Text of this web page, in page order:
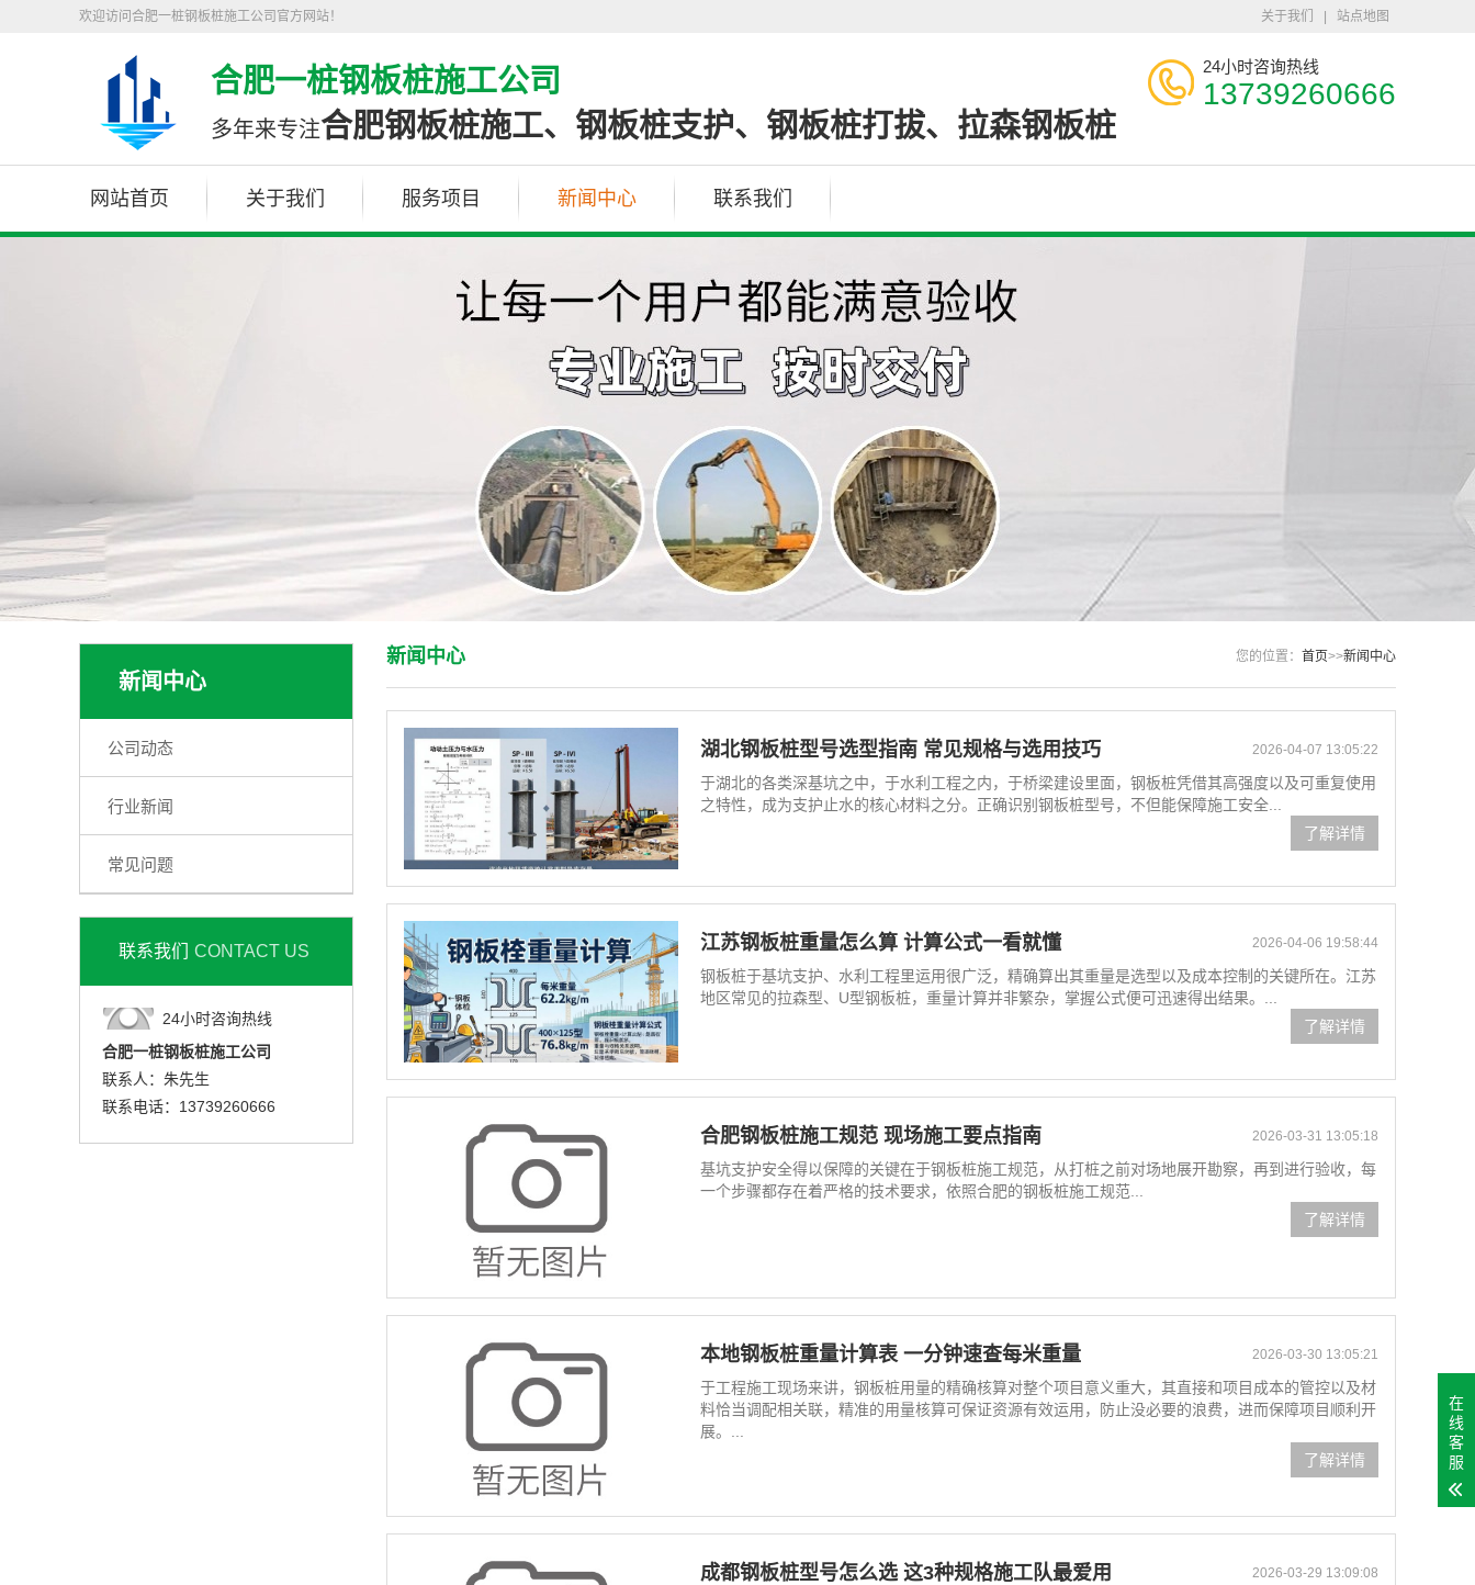
关于我们 站点地图
欢迎访问合肥一桩钢板桩施工公司官方网站！
合肥一桩钢板桩施工公司
多年来专注合肥钢板桩施工、钢板桩支护、钢板桩打拔、拉森钢板桩
24小时咨询热线
13739260666
网站首页 关于我们 服务项目 新闻中心 联系我们
新闻中心
公司动态
行业新闻
常见问题
联系我们 CONTACT US
24小时咨询热线
合肥一桩钢板桩施工公司
联系人：朱先生
联系电话：13739260666
您的位置： 首页>>新闻中心
新闻中心
2026-04-07 13:05:22
湖北钢板桩型号选型指南 常见规格与选用技巧
于湖北的各类深基坑之中，于水利工程之内，于桥梁建设里面，钢板桩凭借其高强度以及可重复使用
之特性，成为支护止水的核心材料之分。正确识别钢板桩型号，不但能保障施工安全...
了解详情
2026-04-06 19:58:44
江苏钢板桩重量怎么算 计算公式一看就懂
钢板桩于基坑支护、水利工程里运用很广泛，精确算出其重量是选型以及成本控制的关键所在。江苏
地区常见的拉森型、U型钢板桩，重量计算并非繁杂，掌握公式便可迅速得出结果。...
了解详情
2026-03-31 13:05:18
合肥钢板桩施工规范 现场施工要点指南
基坑支护安全得以保障的关键在于钢板桩施工规范，从打桩之前对场地展开勘察，再到进行验收，每
一个步骤都存在着严格的技术要求，依照合肥的钢板桩施工规范...
了解详情
2026-03-30 13:05:21
本地钢板桩重量计算表 一分钟速查每米重量
于工程施工现场来讲，钢板桩用量的精确核算对整个项目意义重大，其直接和项目成本的管控以及材
料恰当调配相关联，精准的用量核算可保证资源有效运用，防止没必要的浪费，进而保障项目顺利开
展。...
了解详情
2026-03-29 13:09:08
成都钢板桩型号怎么选 这3种规格施工队最爱用
在
线
客
服